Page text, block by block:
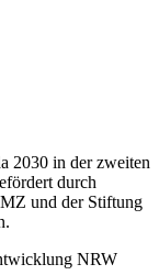
2030 in der zweiten
durch
und der Stiftung